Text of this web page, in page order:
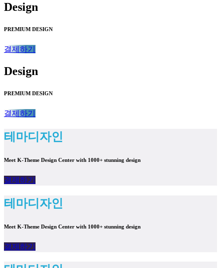
Design
PREMIUM DESIGN
결제하기
Design
PREMIUM DESIGN
결제하기
테마디자인
Meet K-Theme Design Center with 1000+ stunning design
결제하기
테마디자인
Meet K-Theme Design Center with 1000+ stunning design
결제하기